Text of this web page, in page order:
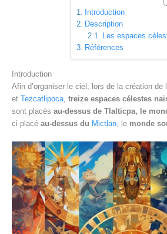
Introduction
Description
Les espaces
Références
Introduction
Afin d’organiser le ciel, lors de la création de
et Tezcatlipoca treize espaces célestes
sont placés au-dessus de Tlalticpa, le
ci placé au-dessus du Mictlan , le monde